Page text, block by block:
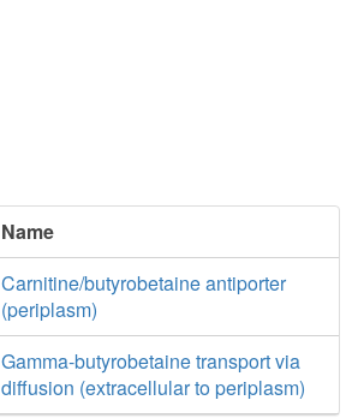
Name
Carnitine/butyrobetaine antiporter
(periplasm)
Gamma-butyrobetaine transport via
diffusion (extracellular to periplasm)